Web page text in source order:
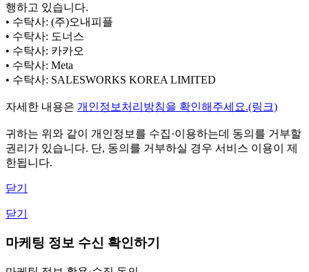
행하고 있습니다.
• 수탁사: (주)오내피플
• 수탁사: 도너스
• 수탁사: 카카오
• 수탁사: Meta
• 수탁사: SALESWORKS KOREA LIMITED
자세한 내용은 개인정보처리방침을 확인해주세요.(링크)
귀하는 위와 같이 개인정보를 수집·이용하는데 동의를 거부할
권리가 있습니다. 단, 동의를 거부하실 경우 서비스 이용이 제
한됩니다.
닫기
닫기
마케팅 정보 수신 확인하기